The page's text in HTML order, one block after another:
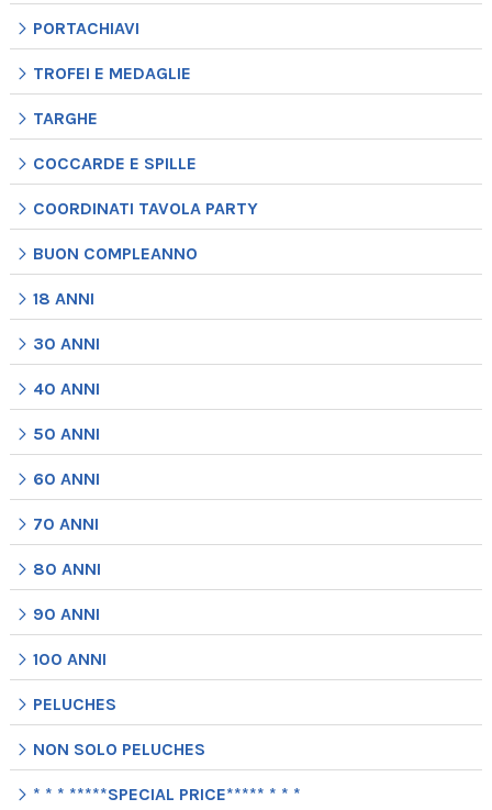
PORTACHIAVI
TROFEI E MEDAGLIE
TARGHE
COCCARDE E SPILLE
COORDINATI TAVOLA PARTY
BUON COMPLEANNO
18 ANNI
30 ANNI
40 ANNI
50 ANNI
60 ANNI
70 ANNI
80 ANNI
90 ANNI
100 ANNI
PELUCHES
NON SOLO PELUCHES
* * * *****SPECIAL PRICE***** * * *